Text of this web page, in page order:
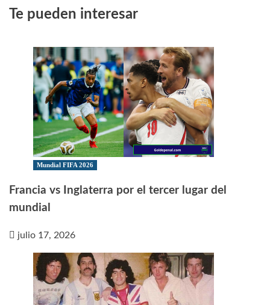
Te pueden interesar
Mundial FIFA 2026
Francia vs Inglaterra por el tercer lugar del
mundial
julio 17, 2026